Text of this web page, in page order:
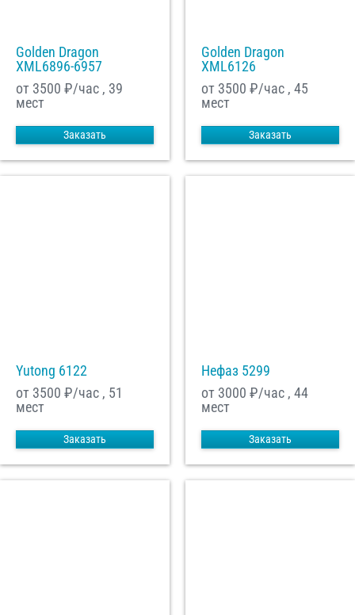
Golden Dragon
XML6896-6957
от 3500 ₽/час , 39
мест
Заказать
Golden Dragon
XML6126
от 3500 ₽/час , 45
мест
Заказать
Yutong 6122
от 3500 ₽/час , 51
мест
Заказать
Нефаз 5299
от 3000 ₽/час , 44
мест
Заказать